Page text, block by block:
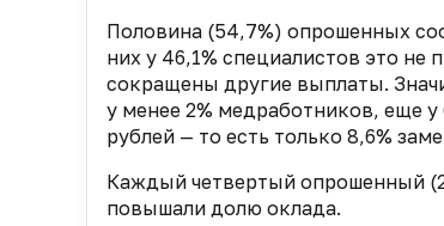
Половина (54,7%) опрошенных
них у 46,1% специалистов это
сокращены другие выплаты.
у менее 2% медработников, еще у
рублей — то есть только 8,6%
Каждый четвертый опрошенный
повышали долю оклада.